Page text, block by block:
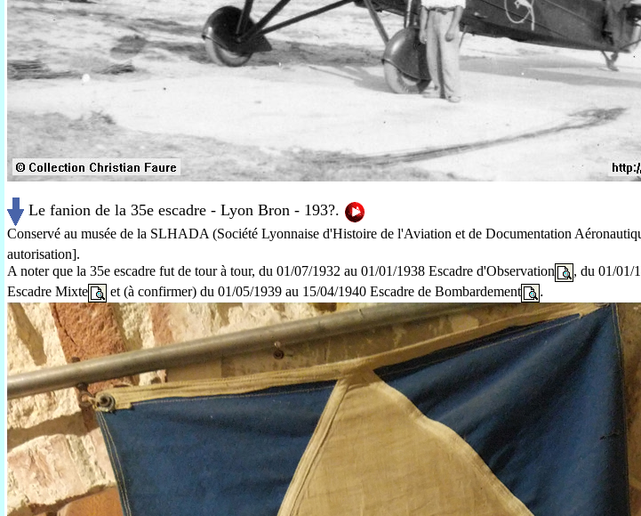
Le fanion de la 35e escadre - Lyon Bron - 193?.
Conservé au musée de la SLHADA (Société Lyonnaise d'Histoire de l'Aviation et de Documentation
autorisation].
A noter que la 35e escadre fut de tour à tour, du 01/07/1932 au 01/01/1938 Escadre d'Observation , du 01/01/
Escadre Mixte et (à confirmer) du 01/05/1939 au 15/04/1940 Escadre de Bombardement .